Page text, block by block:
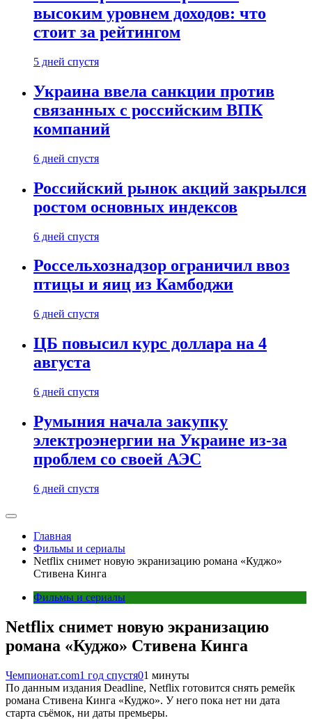
высоким уровнем доходов: что
стоит за рейтингом
5 дней спустя
Украина ввела санкции против
связанных с российским ВПК
компаний
6 дней спустя
Российский рынок акций закрылся
ростом основных индексов
6 дней спустя
Россельхознадзор ограничил ввоз
птицы и яиц из Камбоджи
6 дней спустя
ЦБ повысил курс доллара на 4
августа
6 дней спустя
Румыния начала закупку
электроэнергии на Украине из-за
проблем со своей АЭС
6 дней спустя
Главная
Фильмы и сериалы
Netflix снимет новую экранизацию романа «Куджо»
Стивена Кинга
Фильмы и сериалы
Netflix снимет новую экранизацию
романа «Куджо» Стивена Кинга
Чемпионат.com1 год спустя01 минуты
По данным издания Deadline, Netflix готовится снять ремейк
романа Стивена Кинга «Куджо». У него пока нет ни дата
старта съёмок, ни даты премьеры.